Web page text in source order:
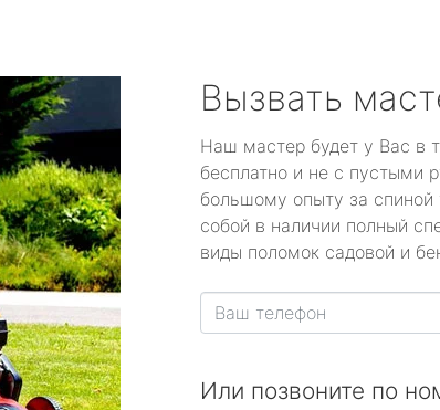
Вызвать
Наш мастер будет у Вас в
бесплатно и не с пустыми
большому опыту за спиной
собой в наличии полный
виды поломок садовой и
Или позвоните по